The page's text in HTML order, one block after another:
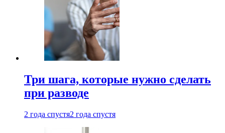
Три шага, которые нужно сделать
при разводе
2 года спустя2 года спустя